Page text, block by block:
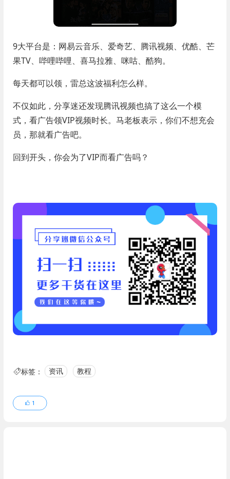
9大平台是：网易云音乐、爱奇艺、腾讯视频、优酷、芒
果TV、哔哩哔哩、喜马拉雅、咪咕、酷狗。
每天都可以领，雷总这波福利怎么样。
不仅如此，分享迷还发现腾讯视频也搞了这么一个模
式，看广告领VIP视频时长。马老板表示，你们不想充会
员，那就看广告吧。
回到开头，你会为了VIP而看广告吗？
标签： 资讯 教程
1